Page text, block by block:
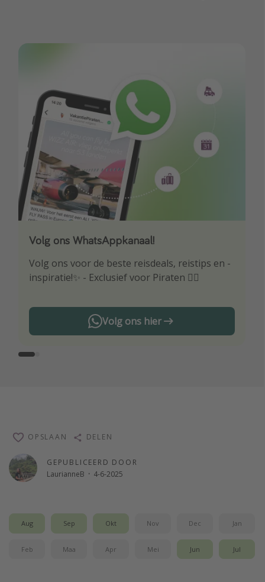
Volg ons WhatsAppkanaal!
Volg ons voor de beste reisdeals, reistips en -
inspiratie!✨ - Exclusief voor Piraten 🏴‍☠️
Volg ons hier
Download onze app
Wees als eerste op de hoogte van de beste
reisaanbiedingen
GEPUBLICEERD DOOR
LaurianneB · 4-6-2025
OPSLAAN DELEN
Aug Sep Okt Nov Dec Jan
Feb Maa Apr Mei Jun Jul